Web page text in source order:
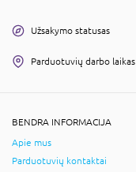
Užsakymo statusas
Parduotuvių darbo laikas
BENDRA INFORMACIJA
Apie mus
Parduotuvių kontaktai